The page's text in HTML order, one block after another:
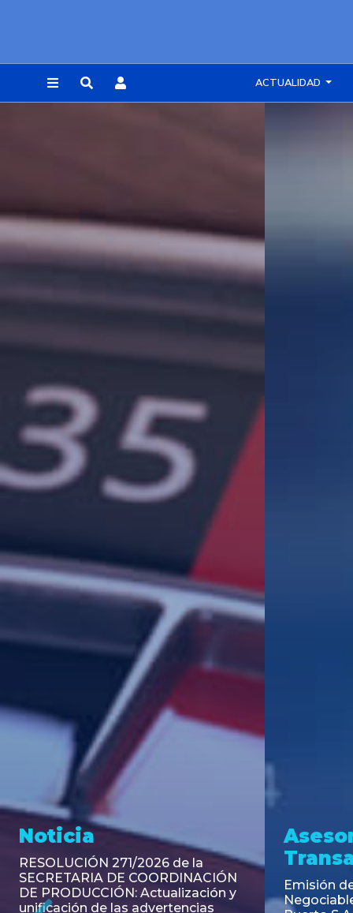
ACTUALIDAD
Noticia
RESOLUCIÓN 271/2026 de la
SECRETARIA DE COORDINACIÓN
DE PRODUCCIÓN: Actualización y
unificación de las advertencias
Emisión